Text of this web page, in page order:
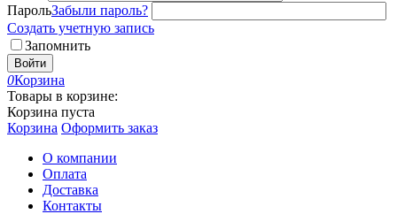
ПарольЗабыли пароль?
Создать учетную запись
Запомнить
Войти
0Корзина
Товары в корзине:
Корзина пуста
Корзина Оформить заказ
О компании
Оплата
Доставка
Контакты